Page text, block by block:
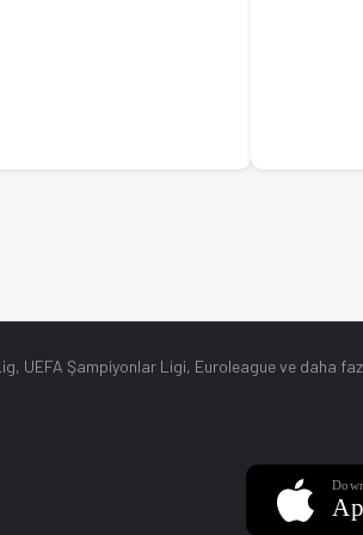
Şampiyonlar Ligi, Euroleague ve daha